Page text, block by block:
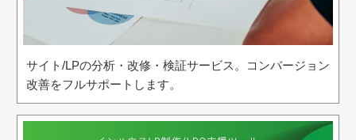
サイト/LPの分析・改修・検証サービス。コンバージョン
改善をフルサポートします。